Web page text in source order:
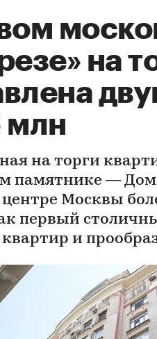
на
млн
на торги
памятнике —
Москвы
первый
и